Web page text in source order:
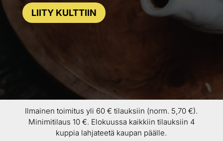
LIITY KULTTIIN
Ilmainen toimitus yli 60 € tilauksiin (norm. 5,70 €).
Minimitilaus 10 €. Elokuussa kaikkiin tilauksiin 4
kuppia lahjateetä kaupan päälle.